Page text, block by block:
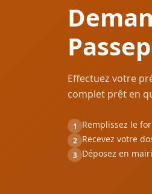
Effectuez votre
complet prêt en
1 Remplissez le
2 Recevez votre
3 Déposez en